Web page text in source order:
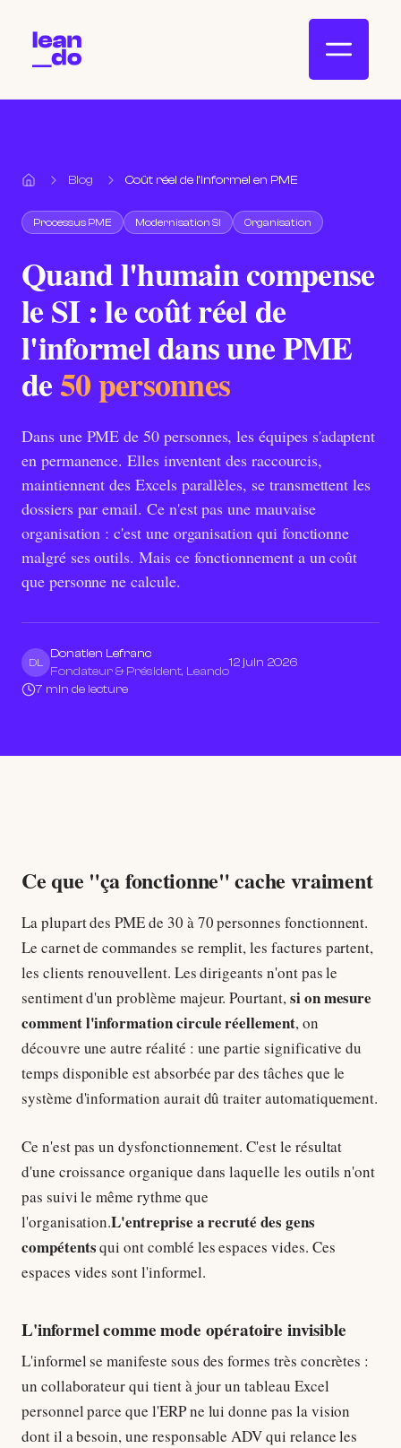
Accueil
Blog Coût réel de l'informel en PME
Processus PME Modernisation SI Organisation
Quand l'humain compense
le SI : le coût réel de
l'informel dans une PME
de50 personnes
Dans une PME de 50 personnes, les équipes s'adaptent
en permanence. Elles inventent des raccourcis,
maintiennent des Excels parallèles, se transmettent les
dossiers par email. Ce n'est pas une mauvaise
organisation : c'est une organisation qui fonctionne
malgré ses outils. Mais ce fonctionnement a un coût
que personne ne calcule.
DL
Donatien Lefranc
Fondateur & Président, Leando
12 juin 2026
7 min de lecture
Ce que "ça fonctionne" cache vraiment
La plupart des PME de 30 à 70 personnes fonctionnent.
Le carnet de commandes se remplit, les factures partent,
les clients renouvellent. Les dirigeants n'ont pas le
sentiment d'un problème majeur. Pourtant,si on mesure
comment l'information circule réellement, on
découvre une autre réalité : une partie significative du
temps disponible est absorbée par des tâches que le
système d'information aurait dû traiter automatiquement.
Ce n'est pas un dysfonctionnement. C'est le résultat
d'une croissance organique dans laquelle les outils n'ont
pas suivi le même rythme que
l'organisation.L'entreprise a recruté des gens
compétentsqui ont comblé les espaces vides. Ces
espaces vides sont l'informel.
L'informel comme mode opératoire invisible
L'informel se manifeste sous des formes très concrètes :
un collaborateur qui tient à jour un tableau Excel
personnel parce que l'ERP ne lui donne pas la vision
dont il a besoin, une responsable ADV qui relance les